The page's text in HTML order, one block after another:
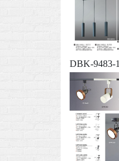
DBK-9483-1